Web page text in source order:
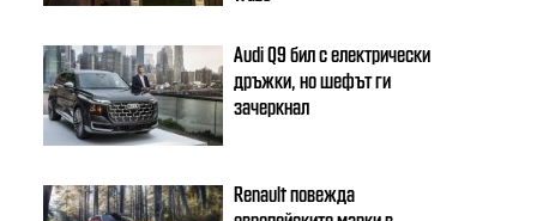
Audi Q9 бил с електрически
дръжки, но шефът ги
зачеркнал
Renault повежда